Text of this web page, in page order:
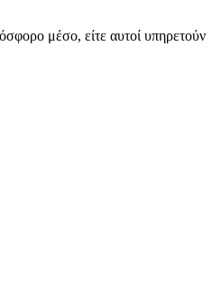
μέσο, είτε αυτοί υπηρετούν